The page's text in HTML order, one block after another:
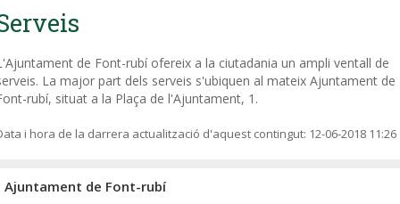
de Font-rubí ofereix a la ciutadania un ampli ventall de
La major part dels serveis s'ubiquen al mateix Ajuntament de
rubí, situat a la Plaça de l'Ajuntament, 1.
i hora de la darrera actualització d'aquest contingut: 12-06-2018 11:26
Ajuntament de Font-rubí